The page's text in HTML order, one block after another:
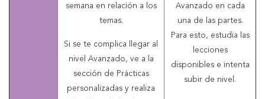
semana en relación a los
temas.
Si se te complica llegar al
nivel Avanzado, ve a la
sección de Prácticas
personalizadas y realiza
Avanzado en cada
una de las partes.
Para esto, estudia las
lecciones
disponibles e intenta
subir de nivel.